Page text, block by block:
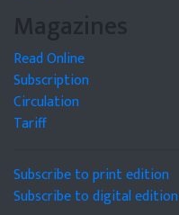
Magazines
Read Online
Subscription
Circulation
Tariff
Subscribe to print edition
Subscribe to digital edition